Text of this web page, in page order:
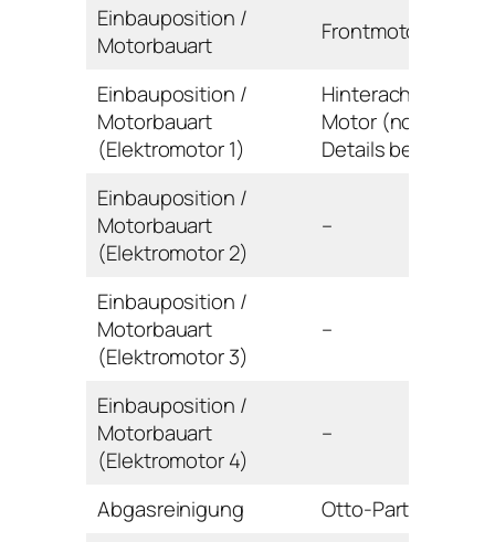
Einbauposition /
Motorbauart
Frontmotor / Reihe
Einbauposition /
Motorbauart
(Elektromotor 1)
Hinterachse / E-
Motor (noch keine
Details bekannt)
Einbauposition /
Motorbauart
(Elektromotor 2)
–
Einbauposition /
Motorbauart
(Elektromotor 3)
–
Einbauposition /
Motorbauart
(Elektromotor 4)
–
Abgasreinigung
Otto-Partikelfilter